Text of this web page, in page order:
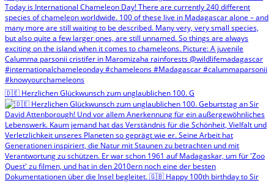
🇩🇪 Herzlichen Glückwunsch zum unglaublichen 100. G